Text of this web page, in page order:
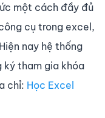
một cách đầy đủ
cụ trong excel,
nay hệ thống
ký tham gia khóa
chỉ: Học Excel